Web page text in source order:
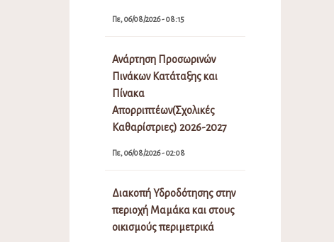
Πε, 06/08/2026 - 08:15
Ανάρτηση Προσωρινών
Πινάκων Κατάταξης και
Πίνακα
Απορριπτέων(Σχολικές
Καθαρίστριες) 2026-2027
Πε, 06/08/2026 - 02:08
Διακοπή Υδροδότησης στην
περιοχή Μαμάκα και στους
οικισμούς περιμετρικά